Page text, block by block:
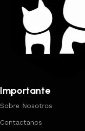
Importante
Sobre Nosotros
Contactanos